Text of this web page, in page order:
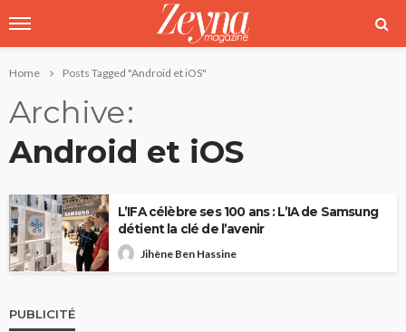
Home Posts Tagged "Android et iOS"
Archive
Android et iOS
L’IFA célèbre ses 100 ans : L’IA de Samsung
détient la clé de l’avenir
Jihène Ben Hassine
PUBLICITÉ